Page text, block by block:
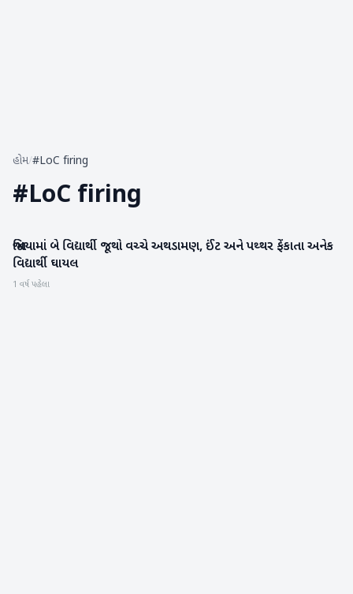
હોમ/#LoC firing
#LoC firing
રાષ્ટ્રીય
જામિયામાં બે વિદ્યાર્થી જૂથો વચ્ચે અથડામણ, ઈંટ અને પથ્થર ફેંકાતા અનેક
વિદ્યાર્થી ઘાયલ
1 વર્ષ પહેલા